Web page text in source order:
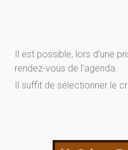
Il est possible, lors d’une
rendez-vous de l’agenda.
Il suffit de sélectionner le